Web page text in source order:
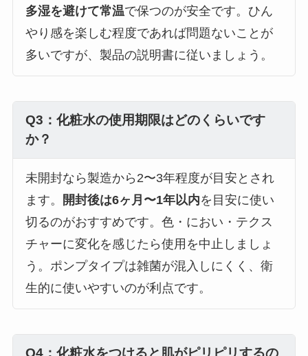
多湿を避けて常温で保つのが安全です。ひん
やり感を楽しむ程度であれば問題ないことが
多いですが、製品の説明書に従いましょう。
Q3：化粧水の使用期限はどのくらいです
か？
未開封なら製造から2〜3年程度が目安とされ
ます。
開封後は6ヶ月〜1年以内を目安に使い
切るのがおすすめです。色・におい・テクス
チャーに変化を感じたら使用を中止しましょ
う。ポンプタイプは雑菌が混入しにくく、衛
生的に使いやすいのが利点です。
Q4：化粧水をつけると肌がピリピリするの